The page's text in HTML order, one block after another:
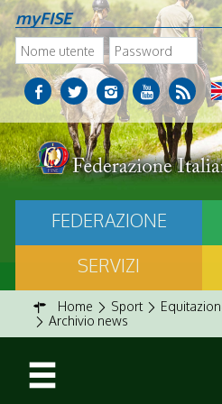
myFISE
FEDERAZIONE
SERVIZI
Home Sport
Archivio news